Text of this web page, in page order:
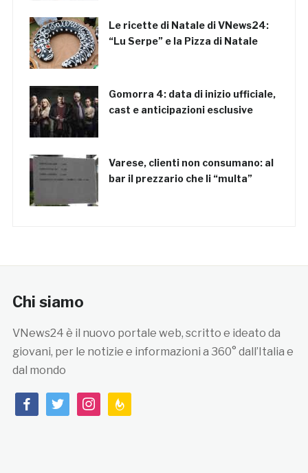
Le ricette di Natale di VNews24:
“Lu Serpe” e la Pizza di Natale
Gomorra 4: data di inizio ufficiale,
cast e anticipazioni esclusive
Varese, clienti non consumano: al
bar il prezzario che li “multa”
Chi siamo
VNews24 è il nuovo portale web, scritto e ideato da
giovani, per le notizie e informazioni a 360° dall’Italia e
dal mondo
facebooktwitterinstagramfeedburner